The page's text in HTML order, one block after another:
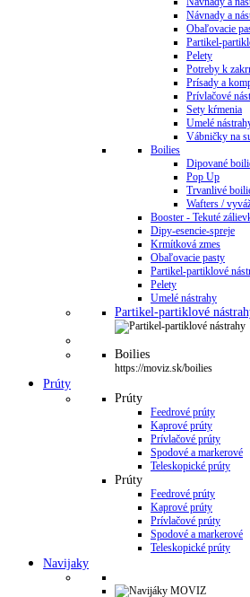
Návnady a
Obaľovacie
Partikel-
Pelety
Potreby k
Prísady a
Prívlačové
Sety kŕmenia
Umelé
Vábničky na
Boilies
Dipované
Pop Up
Trvanlivé
Wafters /
Booster - Tekuté
Dipy-esencie-spreje
Krmítková zmes
Obaľovacie pasty
Partikel-partiklové
Pelety
Umelé nástrahy
Partikel-partiklové
Boilies
https://moviz.sk/boilies
Prúty
Prúty
Feedrové prúty
Kaprové prúty
Prívlačové prúty
Spodové a markerové
Teleskopické prúty
Prúty
Feedrové prúty
Kaprové prúty
Prívlačové prúty
Spodové a markerové
Teleskopické prúty
Navijaky